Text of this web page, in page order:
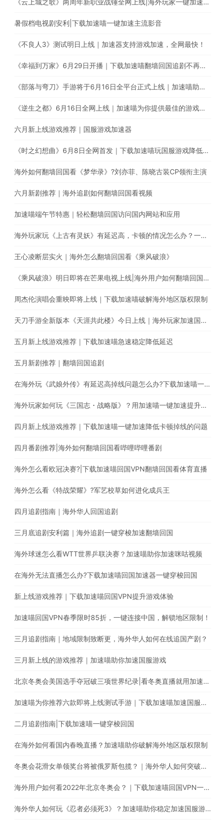
《云上城之歌》两周年新职业战锤全网上线|海外玩家一键加速国服游戏
暑假档电视剧安利|下载加速喵一键加速主流影音
《不良人3》测试明日上线｜加速器支持游戏加速，全网最快！
《幸福到万家》6月29日开播｜下载加速喵翻墙回国追剧不再受限
《部落与弯刀》手游将于6月16日全平台正式上线｜加速喵助你加速国服游戏提升游戏体验
《逆生之都》6月16日全网上线｜加速喵为你提供最佳的游戏加速体验
六月新上线游戏推荐｜国服游戏加速器
《时之幻想曲》6月8日全网首发｜下载加速喵玩国服游戏降低延迟提高稳定性
海外如何翻墙回国看《梦华录》?刘亦菲、陈晓古装CP领衔主演
六月新剧推荐｜海外追剧如何翻墙回国看视频
加速喵端午节特惠｜轻松翻墙回国访问国内网站和应用
海外玩家玩《上古有灵妖》有延迟高，卡顿的情况怎么办？一键回国游戏加速，极速稳定不丢包
王心凌断层实火｜海外怎么翻墙回国看《乘风破浪》
《乘风破浪》明日即将在芒果电视上线|海外用户如何翻墙回国追综艺
周杰伦演唱会重映即将上线｜下载加速喵破解海外地区版权限制
天刀手游全新版本《天涯共此楼》今日上线｜海外玩家加速国服游戏降低延迟
五月新上线游戏推荐｜下载加速喵急速稳定降低延迟
五月新剧推荐｜翻墙回国追剧
在海外玩《武娘外传》有延迟高掉线问题怎么办?下载加速喵一键加速国服游戏
海外玩家如何玩《三国志・战略版》？用加速喵一键加速提升游戏体验
四月新上线游戏推荐｜下载加速喵一键加速降低卡顿掉线的问题
四月番剧推荐|海外如何翻墙回国看哔哩哔哩番剧
海外怎么看欧冠决赛?|下载加速喵回国VPN翻墙回国看体育直播
海外怎么看《特战荣耀》?军艺校草如何进化成兵王
四月追剧指南｜海外华人回国追剧
三月底追剧安利篇｜海外追剧一键穿梭加速翻墙回国
海外球迷怎么看WTT世界乒联决赛？加速喵助你加速咪咕视频
在海外无法直播怎么办?下载加速喵回国加速器一键穿梭回国
新上线游戏推荐｜下载加速喵回国VPN提升游戏体验
加速喵回国VPN春季限时85折，一键连接中国，解锁地区限制！
三月追剧指南｜地域限制致断更，海外华人如何在线追国产剧？
三月新上线的游戏推荐｜加速喵助你加速国服游戏
北京冬奥会美国选手夺冠破三项世界纪录|看冬奥直播就用加速喵一键穿梭回国
加速喵为你推荐六款即将上线测试手游｜下载加速喵加速国服游戏
二月追剧指南|下载加速喵一键穿梭回国
在海外如何看国内春晚直播？加速喵助你破解海外地区版权限制
冬奥会花滑女单领奖台将被俄罗斯包揽？｜海外华人如何突破地区版权限制
海外用户如何看2022年北京冬奥会？｜下载加速喵回国VPN一键穿梭回国
海外华人如何玩《忍者必须死3》？加速喵助你稳定加速国服游戏